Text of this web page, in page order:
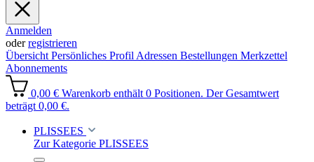
Anmelden
oderregistrieren
Übersicht Persönliches Profil Adressen Bestellungen Merkzettel
Abonnements
0,00 € Warenkorb enthält 0 Positionen. Der Gesamtwert
beträgt 0,00 €.
PLISSEES
Zur Kategorie PLISSEES